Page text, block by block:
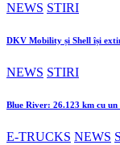
NEWS STIRI
DKV Mobility și Shell își
NEWS STIRI
Blue River: 26.123 km cu
E-TRUCKS NEWS